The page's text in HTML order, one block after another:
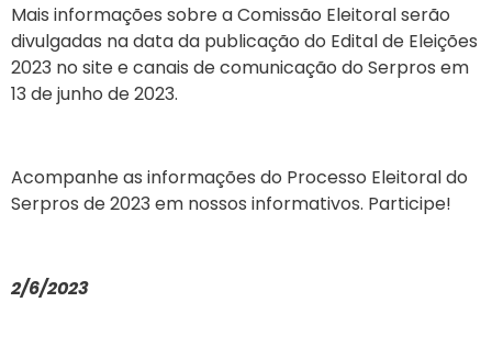
Mais informações sobre a Comissão Eleitoral serão
divulgadas na data da publicação do Edital de Eleições
2023 no site e canais de comunicação do Serpros em
13 de junho de 2023.
Acompanhe as informações do Processo Eleitoral do
Serpros de 2023 em nossos informativos. Participe!
2/6/2023